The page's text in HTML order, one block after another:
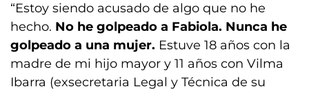
“Estoy siendo acusado de algo que no he
hecho. No he golpeado a Fabiola. Nunca he
golpeado a una mujer. Estuve 18 años con la
madre de mi hijo mayor y 11 años con Vilma
Ibarra (exsecretaria Legal y Técnica de su